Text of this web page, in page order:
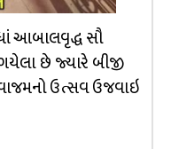
આબાલવૃદ્ધ સૌ
છે જ્યારે બીજી
ઉત્સવ ઉજવાઇ